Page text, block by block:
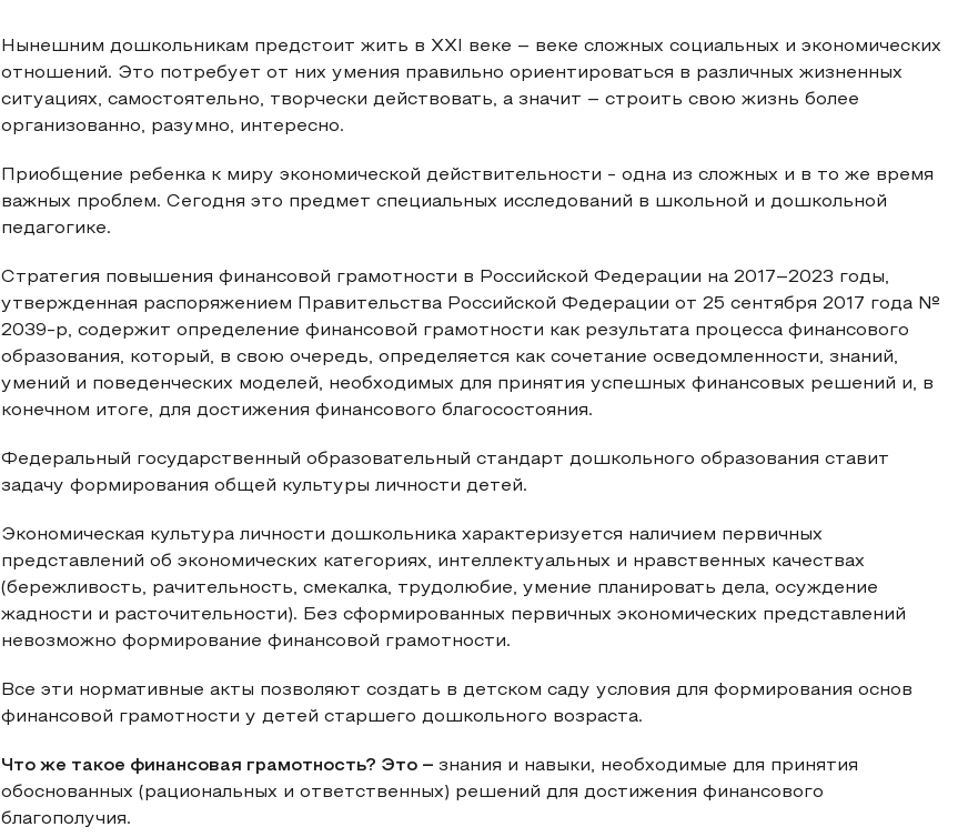
Нынешним дошкольникам предстоит жить в XXI веке – веке сложных социальных и экономических
отношений. Это потребует от них умения правильно ориентироваться в различных жизненных
ситуациях, самостоятельно, творчески действовать, а значит – строить свою жизнь более
организованно, разумно, интересно.
Приобщение ребенка к миру экономической действительности - одна из сложных и в то же время
важных проблем. Сегодня это предмет специальных исследований в школьной и дошкольной
педагогике.
Стратегия повышения финансовой грамотности в Российской Федерации на 2017–2023 годы,
утвержденная распоряжением Правительства Российской Федерации от 25 сентября 2017 года №
2039-р, содержит определение финансовой грамотности как результата процесса финансового
образования, который, в свою очередь, определяется как сочетание осведомленности, знаний,
умений и поведенческих моделей, необходимых для принятия успешных финансовых решений и, в
конечном итоге, для достижения финансового благосостояния.
Федеральный государственный образовательный стандарт дошкольного образования ставит
задачу формирования общей культуры личности детей.
Экономическая культура личности дошкольника характеризуется наличием первичных
представлений об экономических категориях, интеллектуальных и нравственных качествах
(бережливость, рачительность, смекалка, трудолюбие, умение планировать дела, осуждение
жадности и расточительности). Без сформированных первичных экономических представлений
невозможно формирование финансовой грамотности.
Все эти нормативные акты позволяют создать в детском саду условия для формирования основ
финансовой грамотности у детей старшего дошкольного возраста.
Что же такое финансовая грамотность? Это – знания и навыки, необходимые для принятия
обоснованных (рациональных и ответственных) решений для достижения финансового
благополучия.